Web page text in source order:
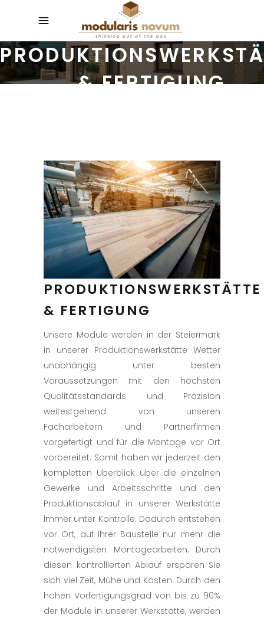
& FERTIGUNG
PRODUKTIONSWERKSTÄTTE
& FERTIGUNG
Unsere Module werden in der Steiermark
in unserer Produktionswerkstätte Wetter
unabhängig unter besten
Voraussetzungen mit den höchsten
Qualitätsstandards und Präzision
weitestgehend von unseren
Facharbeitern und Partnerfirmen
vorgefertigt und für die Montage vor Ort
vorbereitet. Somit haben wir jederzeit den
kompletten Überblick über die einzelnen
Gewerke und Arbeitsschritte und den
Produktionsablauf in unserer Werkstätte
immer unter Kontrolle. Dadurch entstehen
vor Ort, auf Ihrer Baustelle nur mehr die
notwendigsten Montagearbeiten. Durch
diesen kontrollierten Ablauf ersparen Sie
sich viel Zeit, Mühe und Kosten. Durch den
hohen Vorfertigungsgrad von bis zu 90%
der Module in unserer Werkstätte, werden